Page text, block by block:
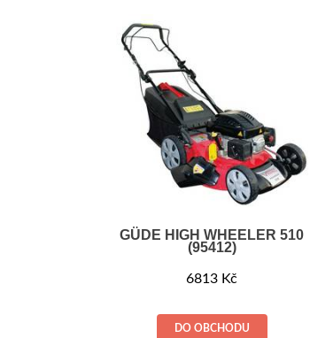
GÜDE HIGH WHEELER 510
(95412)
6813 Kč
DO OBCHODU